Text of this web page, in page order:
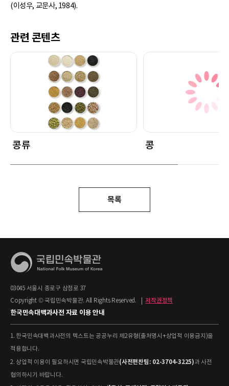
(이성우, 교문사, 1984).
관련 콘텐츠
콩류 콩
목록
03045 서울시 종로구 삼청로 37
Copyright © 국립민속박물관. All Rights Reserved.
저작권정책
한국민속대백과사전 자료 이용 안내
1. 한국민속대백과사전의 텍스트는 공공누리 제2유형(출처명시+상업적 이용금지)을
적용합니다.
2. 상업적 이용이 필요하시면 국립민속박물관(사전편찬팀: 02-3704-3225)과 사전
협의하시기 바랍니다.